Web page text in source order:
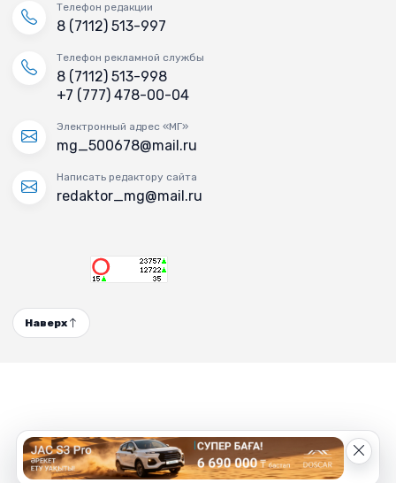
Телефон редакции
8 (7112) 513-997
Телефон рекламной службы
8 (7112) 513-998
+7 (777) 478-00-04
Электронный адрес «МГ»
mg_500678@mail.ru
Написать редактору сайта
redaktor_mg@mail.ru
Наверх